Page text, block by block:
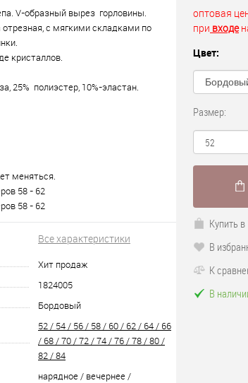
V-образный вырез горловины.
с мягкими складками по
кристаллов.
25% полиэстер, 10%-эластан.
меняться.
58 - 62
58 - 62
Все характеристики
Хит продаж
1824005
Бордовый
52 / 54 / 56 / 58 / 60 / 62 / 64 / 66
/ 68 / 70 / 72 / 74 / 76 / 78 / 80 /
82 / 84
нарядное / вечернее /
оптовая
при входе
Цвет:
Размер:
Купить
В
К
В